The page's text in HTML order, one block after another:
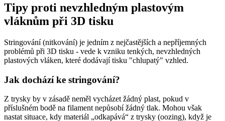
Tipy proti nevzhledným plastovým
vláknům při 3D tisku
Stringování (nitkování) je jedním z nejčastějších a nepříjemných
problémů při 3D tisku - vede k vzniku tenkých, nevzhledných
plastových vláken, které dodávají tisku "chlupatý" vzhled.
Jak dochází ke stringování?
Z trysky by v zásadě neměl vycházet žádný plast, pokud v
příslušném bodě na filament nepůsobí žádný tlak. Mohou však
nastat situace, kdy materiál „odkapává“ z trysky (oozing), když je